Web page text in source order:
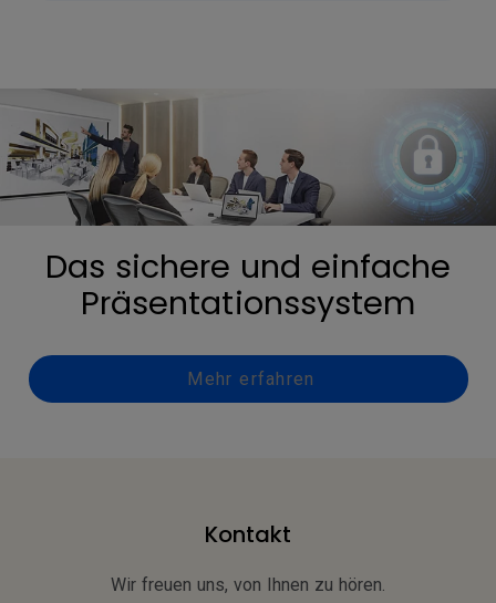
Das sichere und einfache
Präsentationssystem
Mehr erfahren
Kontakt
Wir freuen uns, von Ihnen zu hören.